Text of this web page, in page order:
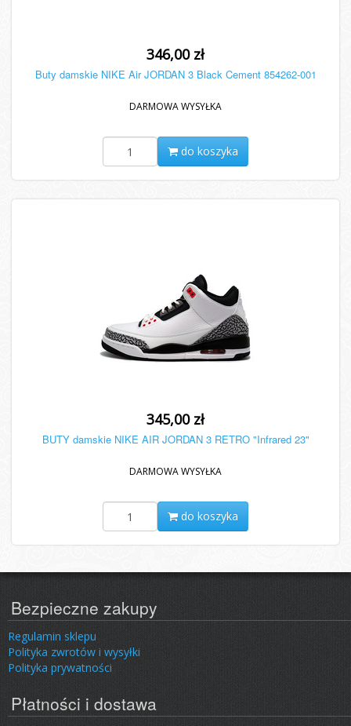
346,00 zł
Buty damskie NIKE Air JORDAN 3 Black Cement 854262-001
DARMOWA WYSYŁKA
do koszyka
345,00 zł
BUTY damskie NIKE AIR JORDAN 3 RETRO "Infrared 23"
DARMOWA WYSYŁKA
do koszyka
Bezpieczne zakupy
Regulamin sklepu
Polityka zwrotów i wysyłki
Polityka prywatności
Płatności i dostawa